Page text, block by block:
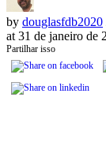
by douglasfdb2020
at 31 de janeiro de
Partilhar isso